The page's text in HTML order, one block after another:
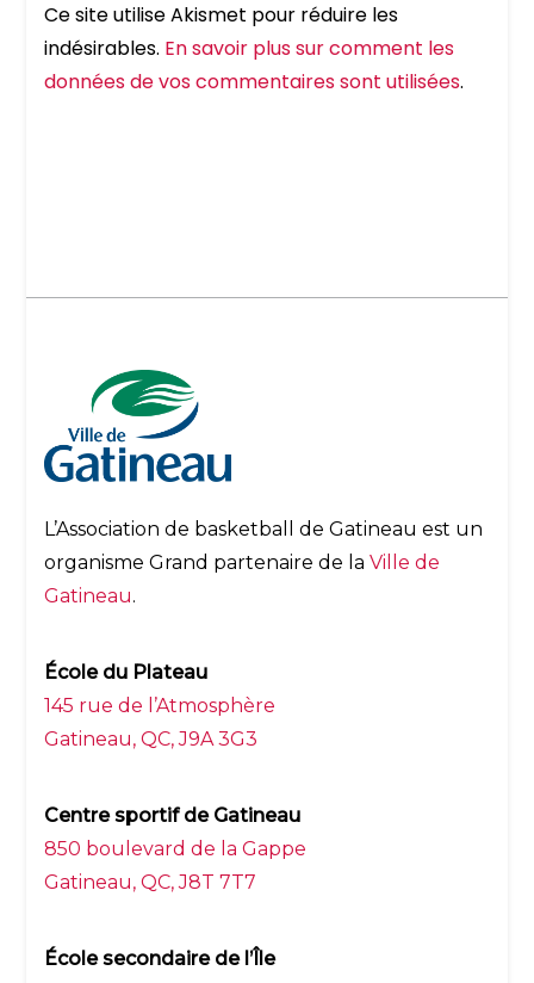
Ce site utilise Akismet pour réduire les
indésirables. En savoir plus sur comment les
données de vos commentaires sont utilisées.
L’Association de basketball de Gatineau est un
organisme Grand partenaire de laVille de
Gatineau.
École du Plateau
145 rue de l’Atmosphère
Gatineau, QC, J9A 3G3
Centre sportif de Gatineau
850 boulevard de la Gappe
Gatineau, QC, J8T 7T7
École secondaire de l’Île